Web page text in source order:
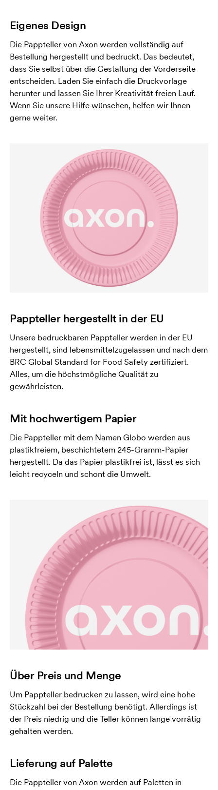
Eigenes Design
Die Pappteller von Axon werden vollständig auf
Bestellung hergestellt und bedruckt. Das bedeutet,
dass Sie selbst über die Gestaltung der Vorderseite
entscheiden. Laden Sie einfach die Druckvorlage
herunter und lassen Sie Ihrer Kreativität freien Lauf.
Wenn Sie unsere Hilfe wünschen, helfen wir Ihnen
gerne weiter.
Pappteller hergestellt in der EU
Unsere bedruckbaren Pappteller werden in der EU
hergestellt, sind lebensmittelzugelassen und nach dem
BRC Global Standard for Food Safety zertifiziert.
Alles, um die höchstmögliche Qualität zu
gewährleisten.
Mit hochwertigem Papier
Die Pappteller mit dem Namen Globo werden aus
plastikfreiem, beschichtetem 245-Gramm-Papier
hergestellt. Da das Papier plastikfrei ist, lässt es sich
leicht recyceln und schont die Umwelt.
Über Preis und Menge
Um Pappteller bedrucken zu lassen, wird eine hohe
Stückzahl bei der Bestellung benötigt. Allerdings ist
der Preis niedrig und die Teller können lange vorrätig
gehalten werden.
Lieferung auf Palette
Die Pappteller von Axon werden auf Paletten in